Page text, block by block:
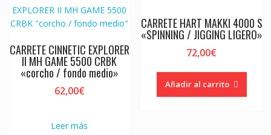
CARRETE CINNETIC EXPLORER
II MH GAME 5500 CRBK
«corcho / fondo medio»
62,00€
Leer más
CARRETE HART MAKKI 4000 S
«SPINNING / JIGGING LIGERO»
72,00€
Añadir al carrito